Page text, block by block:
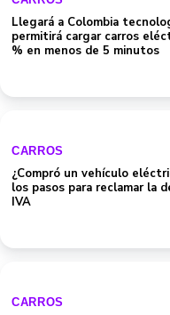
Llegará a Colombia
permitirá cargar carros
% en menos de 5 minutos
CARROS
¿Compró un vehículo
los pasos para reclamar la
IVA
CARROS